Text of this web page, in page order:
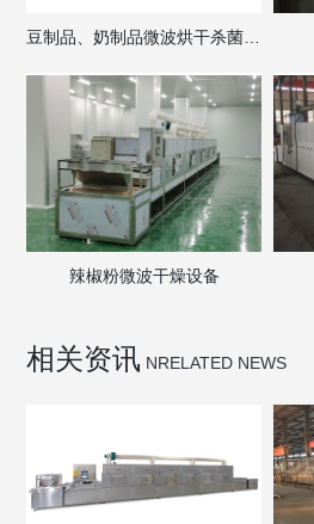
辣椒粉微波干燥设备
相关资讯 NRELATED NEWS